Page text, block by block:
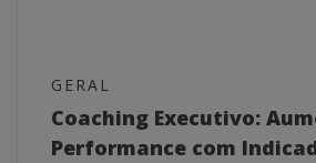
GERAL
Coaching Executivo:
Performance com